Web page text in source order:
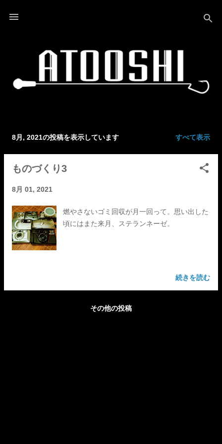
8月, 2021の投稿を表示しています すべて表示
ものづくり3
8月 01, 2021
燃やさないゴミ回収が月一回って。思い出した
頃にはまた来月、ステランネーゼ。
続きを読む
その他の投稿